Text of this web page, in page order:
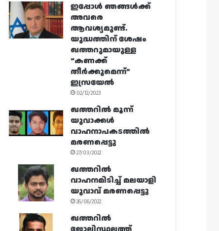
ഇപ്പോൾ ഞങ്ങൾക്ക്
അവരെ
ആവശ്യമുണ്ട്.
യുദ്ധത്തിന് ശേഷം
ഖത്തറുമായുള്ള
“കണക്ക്
തീർക്കുമെന്ന്”
ഇസ്രയേൽ
02/12/2023
ഖത്തറിൽ മൂന്ന്
യുവാക്കൾ
വാഹനാപകടത്തിൽ
മരണപ്പെട്ടു
27/03/2022
ഖത്തറിൽ
വാഹനമിടിച്ച് മലയാളി
യുവാവ് മരണപ്പെട്ടു
26/06/2022
ഖത്തറിൽ